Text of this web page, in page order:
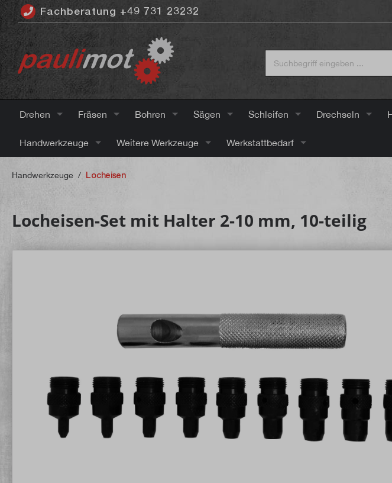
springen
Fachberatung +49 731 23232
Drehen Fräsen Bohren Sägen Schleifen Drechseln
Handwerkzeuge Weitere Werkzeuge Werkstattbedarf
Handwerkzeuge / Locheisen
Locheisen-Set mit Halter 2-10 mm, 10-teilig